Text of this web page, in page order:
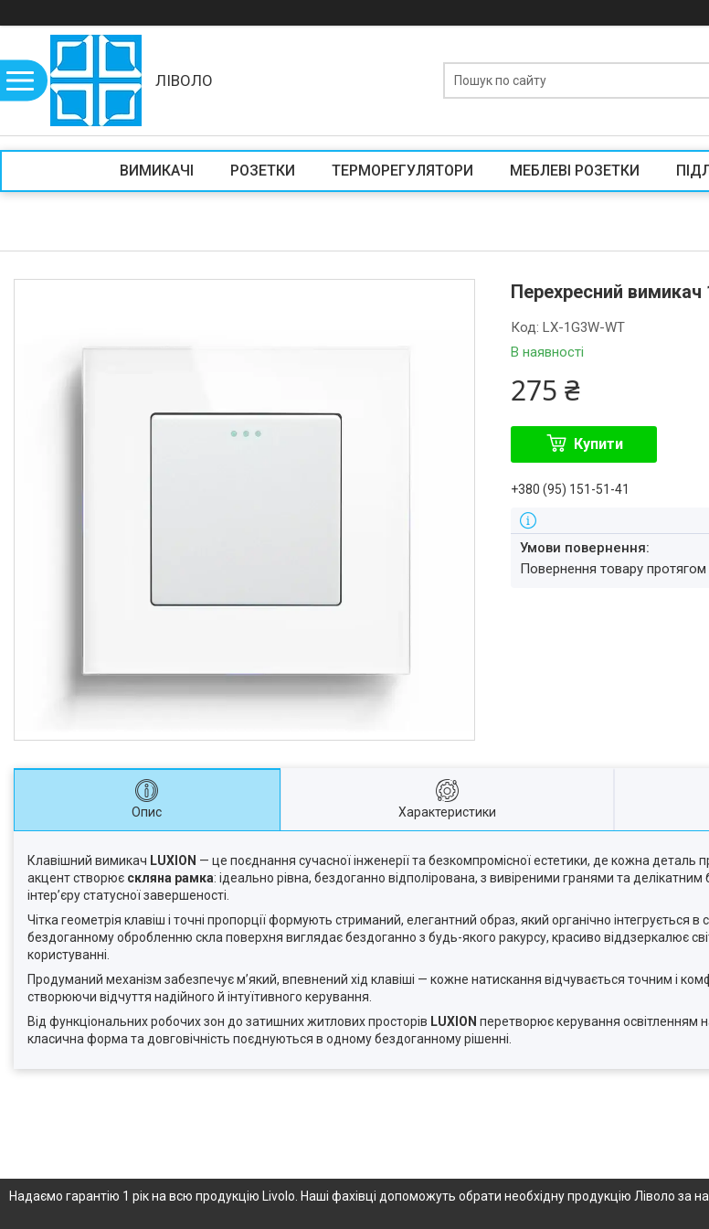
ЛІВОЛО
ВИМИКАЧІ РОЗЕТКИ ТЕРМОРЕГУЛЯТОРИ МЕБЛЕВІ РОЗЕТКИ
Перехресний вимикач
В наявності
Код:LX-1G3W-WT
275 ₴
Купити
+380 (95) 151-51-41
повернення товару
Опис Характеристики
Клавішний вимикач LUXION — це поєднання сучасної інженерії та безкомпромісної естетики, де кожна деталь
акцент створює скляна рамка: ідеально рівна, бездоганно відполірована, з вивіреними гранями та
інтер’єру статусної завершеності.
Чітка геометрія клавіш і точні пропорції формують стриманий, елегантний образ, який органічно інтегрується в
бездоганному обробленню скла поверхня виглядає бездоганно з будь-якого ракурсу, красиво віддзеркалює
користуванні.
Продуманий механізм забезпечує м’який, впевнений хід клавіші — кожне натискання відчувається точним і
створюючи відчуття надійного й інтуїтивного керування.
Від функціональних робочих зон до затишних житлових просторів LUXION перетворює керування освітленням
класична форма та довговічність поєднуються в одному бездоганному рішенні.
Надаємо гарантію 1 рік на всю продукцію Livolo. Наші фахівці допоможуть обрати необхідну продукцію Ліволо за